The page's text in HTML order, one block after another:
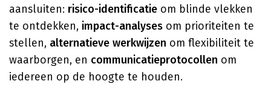
aansluiten: risico-identificatie om blinde vlekken
te ontdekken, impact-analyses om prioriteiten te
stellen, alternatieve werkwijzen om flexibiliteit te
waarborgen, en communicatieprotocollen om
iedereen op de hoogte te houden.